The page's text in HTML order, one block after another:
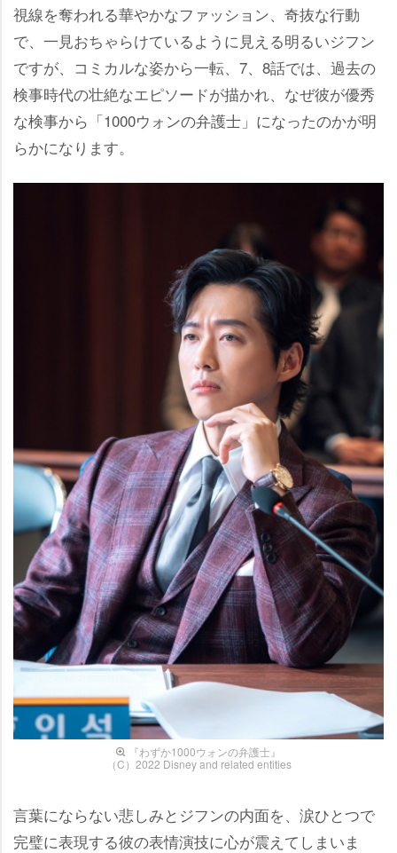
視線を奪われる華やかなファッション、奇抜な行動
で、一見おちゃらけているように見える明るいジフン
ですが、コミカルな姿から一転、7、8話では、過去の
検事時代の壮絶なエピソードが描かれ、なぜ彼が優秀
な検事から「1000ウォンの弁護士」になったのかが明
らかになります。
『わずか1000ウォンの弁護士』
（C）2022 Disney and related entities
言葉にならない悲しみとジフンの内面を、涙ひとつで
完璧に表現する彼の表情演技に心が震えてしまいま